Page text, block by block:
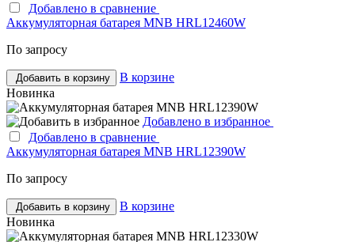
Добавлено в сравнение
Аккумуляторная батарея MNB HRL12460W
По запросу
Добавить в корзину
В корзине
Новинка
Добавлено в избранное
Добавлено в сравнение
Аккумуляторная батарея MNB HRL12390W
По запросу
Добавить в корзину
В корзине
Новинка